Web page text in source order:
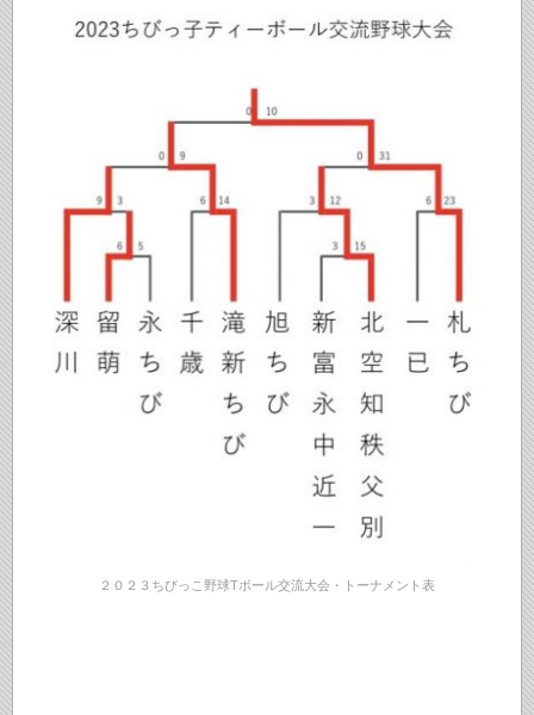
２０２３ちびっこ野球Tボール交流大会・トーナメント表